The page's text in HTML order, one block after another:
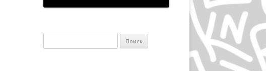
ДМИТРИЙ КАВКО
ЛЕЙЕНДЕКЕР